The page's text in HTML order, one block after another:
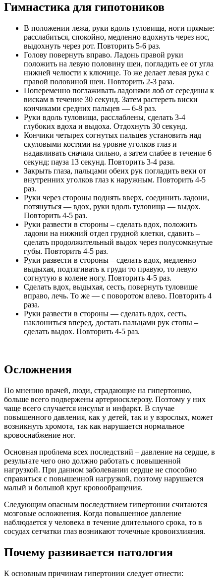
Гимнастика для гипотоников
В положении лежа, руки вдоль туловища, ноги прямые:
расслабиться, спокойно, медленно вдохнуть через нос,
выдохнуть через рот. Повторить 5-6 раз.
Голову повернуть вправо. Ладонь правой руки
положить на левую половину шеи, погладить ее от угла
нижней челюсти к ключице. То же делает левая рука с
правой половиной шеи. Повторить 2-3 раза.
Попеременно поглаживать ладонями лоб от середины к
вискам в течение 30 секунд. Затем растереть виски
кончиками средних пальцев — 6-8 раз.
Руки вдоль туловища, расслаблены, сделать 3-4
глубоких вдоха и выдоха. Отдохнуть 30 секунд.
Кончики четырех согнутых пальцев установить над
скуловыми костями на уровне уголков глаз и
надавливать сначала сильно, а затем слабее в течение 6
секунд; пауза 13 секунд. Повторить 3-4 раза.
Закрыть глаза, пальцами обеих рук погладить веки от
внутренних уголков глаз к наружным. Повторить 4-5
раз.
Руки через стороны поднять вверх, соединить ладони,
потянуться — вдох, руки вдоль туловища — выдох.
Повторить 4-5 раз.
Руки развести в стороны – сделать вдох, положить
ладони на нижний отдел грудной клетки, сдавить –
сделать продолжительный выдох через полусомкнутые
губы. Повторить 4-5 раз.
Руки развести в стороны – сделать вдох, медленно
выдыхая, подтягивать к груди то правую, то левую
согнутую в колене ногу. Повторить 4-5 раз.
Сделать вдох, выдыхая, сесть, повернуть туловище
вправо, лечь. То же — с поворотом влево. Повторить 4
раза.
Руки развести в стороны — сделать вдох, сесть,
наклониться вперед, достать пальцами рук стопы –
сделать выдох. Повторить 4-5 раз.
Осложнения
По мнению врачей, люди, страдающие на гипертонию,
больше всего подвержены артериосклерозу. Поэтому у них
чаще всего случается инсульт и инфаркт. В случае
повышенного давления, как у детей, так и у взрослых, может
возникнуть хромота, так как нарушается нормальное
кровоснабжение ног.
Основная проблема всех последствий – давление на сердце, в
результате чего оно должно работать с повышенной
нагрузкой. При данном заболевании сердце не способно
справиться с повышенной нагрузкой, поэтому нарушается
малый и большой круг кровообращения.
Следующим опасным последствием гипертонии считаются
мозговые осложнения. Когда повышенное давление
наблюдается у человека в течение длительного срока, то в
сосудах сетчатки глаз возникают точечные кровоизлияния.
Почему развивается патология
К основным причинам гипертонии следует отнести: